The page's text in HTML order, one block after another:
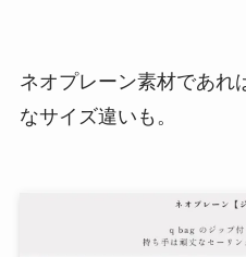
ネオプレーン素材であれ
なサイズ違いも。